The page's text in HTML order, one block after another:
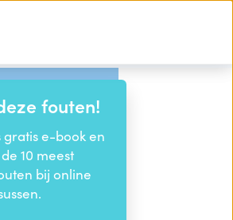
fouten!
gratis e-book en
10 meest
bij online